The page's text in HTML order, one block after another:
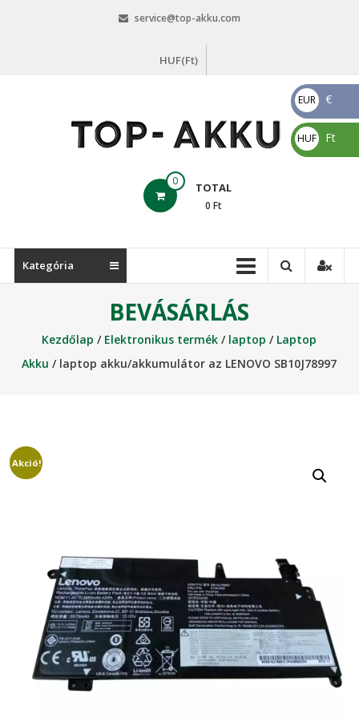
service@top-akku.com
HUF(Ft)
akku.com
0 TOTAL
0 Ft
Kategória
BEVÁSÁRLÁS
Kezdőlap / Elektronikus termék / laptop / Laptop
Akku / laptop akku/akkumulátor az LENOVO SB10J78997
Akció!
EUR
€
€
HUF
Ft
Ft